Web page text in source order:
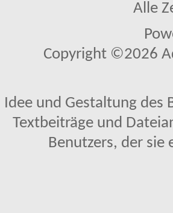
Alle
Copyright ©2026
Idee und Gestaltung des
Textbeiträge und
Benutzers, der